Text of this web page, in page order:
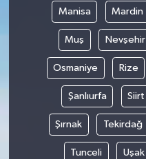
Manisa Mardin
Muş Nevşehir
Osmaniye Rize
Şanlıurfa Siirt
Şırnak Tekirdağ
Tunceli Uşak